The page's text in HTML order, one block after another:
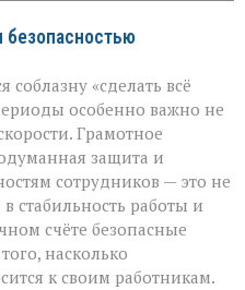
безопасностью
«сделать всё
особенно важно не
Грамотное
защита и
сотрудников — это не
стабильность работы и
счёте безопасные
насколько
к своим работникам.